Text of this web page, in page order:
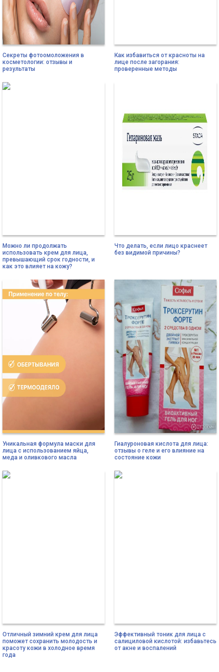
Секреты фотоомоложения в
косметологии: отзывы и
результаты
Как избавиться от красноты на
лице после загорания:
проверенные методы
Можно ли продолжать
использовать крем для лица,
превышающий срок годности, и
как это влияет на кожу?
Что делать, если лицо краснеет
без видимой причины?
Уникальная формула маски для
лица с использованием яйца,
меда и оливкового масла
Гиалуроновая кислота для лица:
отзывы о геле и его влияние на
состояние кожи
Отличный зимний крем для лица
поможет сохранить молодость и
красоту кожи в холодное время
года
Эффективный тоник для лица с
салициловой кислотой: избавьтесь
от акне и воспалений